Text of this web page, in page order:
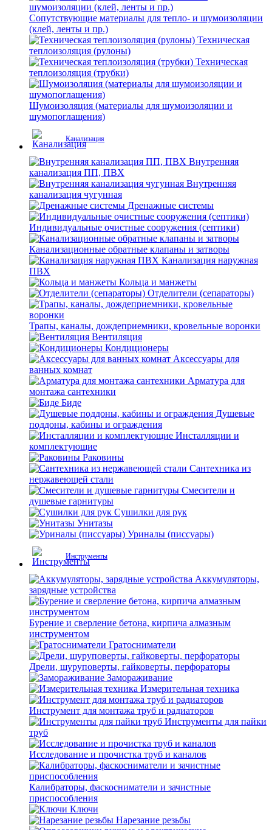
Сопутствующие материалы для тепло- и шумоизоляции
(клей, ленты и пр.)
Техническая
теплоизоляция (рулоны)
Техническая
теплоизоляция (трубки)
Шумоизоляция (материалы для шумоизоляции и
шумопоглащения)
Канализация
Внутренняя
канализация ПП, ПВХ
Внутренняя
канализация чугунная
Дренажные системы
Индивидуальные очистные сооружения (септики)
Канализационные обратные клапаны и затворы
Канализация наружная
ПВХ
Кольца и манжеты
Отделители (сепараторы)
Трапы, каналы, дождеприемники, кровельные воронки
Вентиляция
Кондиционеры
Аксессуары для
ванных комнат
Арматура для
монтажа сантехники
Биде
Душевые
поддоны, кабины и ограждения
Инсталляции и
комплектующие
Раковины
Сантехника из
нержавеющей стали
Смесители и
душевые гарнитуры
Сушилки для рук
Унитазы
Уриналы (писсуары)
Инструменты
Аккумуляторы,
зарядные устройства
Бурение и сверление бетона, кирпича алмазным
инструментом
Гратосниматели
Дрели, шуруповерты, гайковерты, перфораторы
Замораживание
Измерительная техника
Инструмент для монтажа труб и радиаторов
Инструменты для пайки
труб
Исследование и прочистка труб и каналов
Калибраторы, фаскосниматели и зачистные
приспособления
Ключи
Нарезание резьбы